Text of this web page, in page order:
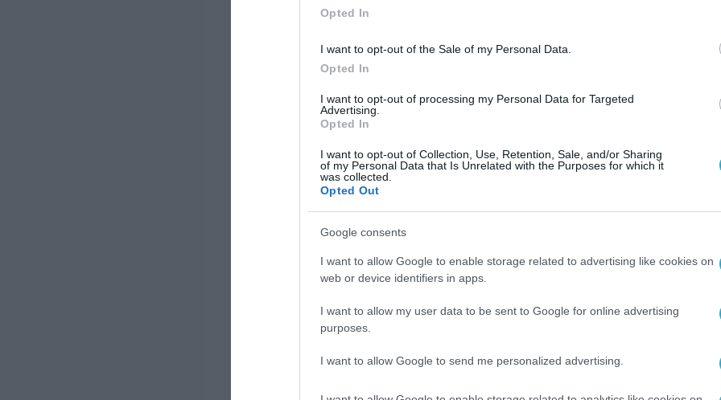
Opted In
I want to opt-out of the Sale of my Personal Data.
Opted In
I want to opt-out of processing my Personal Data for Targeted
Advertising.
Opted In
I want to opt-out of Collection, Use, Retention, Sale, and/or Sharing
of my Personal Data that Is Unrelated with the Purposes for which it
was collected.
Opted Out
Google consents
I want to allow Google to enable storage related to advertising like cookies on
web or device identifiers in apps.
I want to allow my user data to be sent to Google for online advertising
purposes.
I want to allow Google to send me personalized advertising.